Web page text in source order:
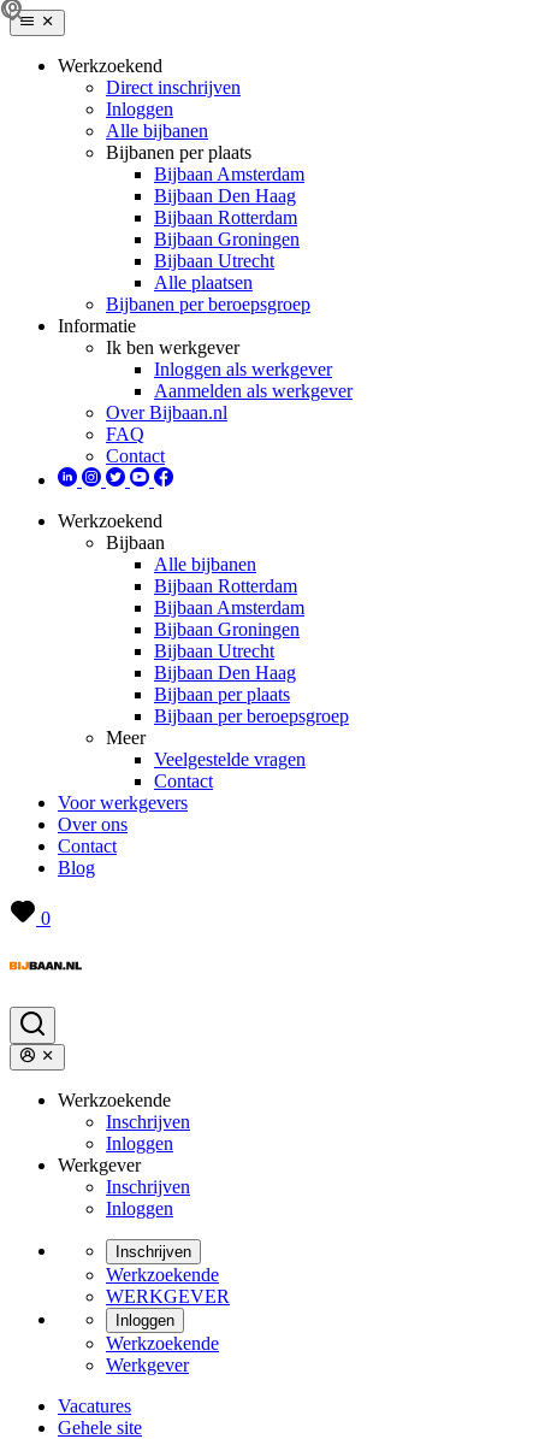
Werkzoekend
Direct inschrijven
Inloggen
Alle bijbanen
Bijbanen per plaats
Bijbaan Amsterdam
Bijbaan Den Haag
Bijbaan Rotterdam
Bijbaan Groningen
Bijbaan Utrecht
Alle plaatsen
Bijbanen per beroepsgroep
Informatie
Ik ben werkgever
Inloggen als werkgever
Aanmelden als werkgever
Over Bijbaan.nl
FAQ
Contact
Werkzoekend
Bijbaan
Alle bijbanen
Bijbaan Rotterdam
Bijbaan Amsterdam
Bijbaan Groningen
Bijbaan Utrecht
Bijbaan Den Haag
Bijbaan per plaats
Bijbaan per beroepsgroep
Meer
Veelgestelde vragen
Contact
Voor werkgevers
Over ons
Contact
Blog
0
Werkzoekende
Inschrijven
Inloggen
Werkgever
Inschrijven
Inloggen
Inschrijven
Werkzoekende
WERKGEVER
Inloggen
Werkzoekende
Werkgever
Vacatures
Gehele site